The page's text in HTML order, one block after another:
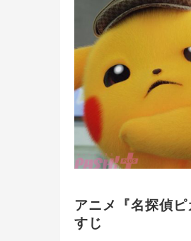
アニメ『名探偵
すじ